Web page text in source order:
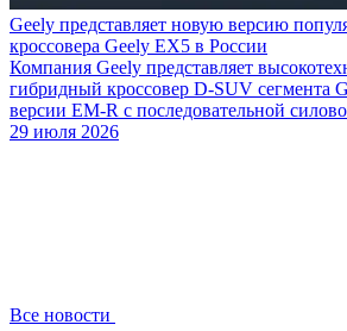
Geely представляет новую версию
кроссовера Geely EX5 в России
Компания Geely представляет
гибридный кроссовер D-SUV сегмента
версии EM-R с последовательной
29 июля 2026
Все новости